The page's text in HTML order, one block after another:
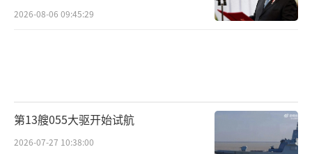
2026-08-06 09:45:29
第13艘055大驱开始试航
2026-07-27 10:38:00